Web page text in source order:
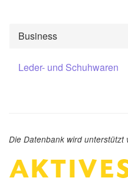
Business
Leder- und Schuhwaren
Die Datenbank wird unterstützt